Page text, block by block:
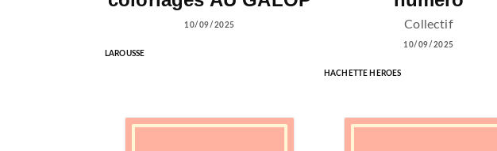
10/09/2025
LAROUSSE
Collectif
10/09/2025
HACHETTE HEROES